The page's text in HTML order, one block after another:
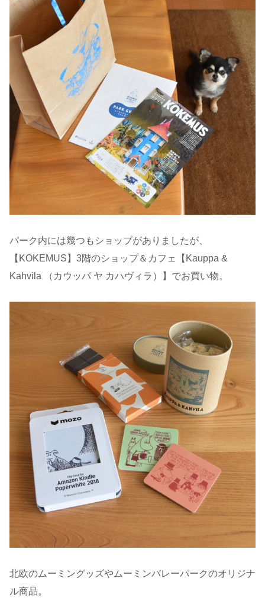
パーク内には幾つもショップがありましたが、
【KOKEMUS】3階のショップ＆カフェ【Kauppa &
Kahvila （カウッパ ヤ カハヴィラ）】でお買い物。
北欧のムーミングッズやムーミンバレーパークのオリジナ
ル商品。